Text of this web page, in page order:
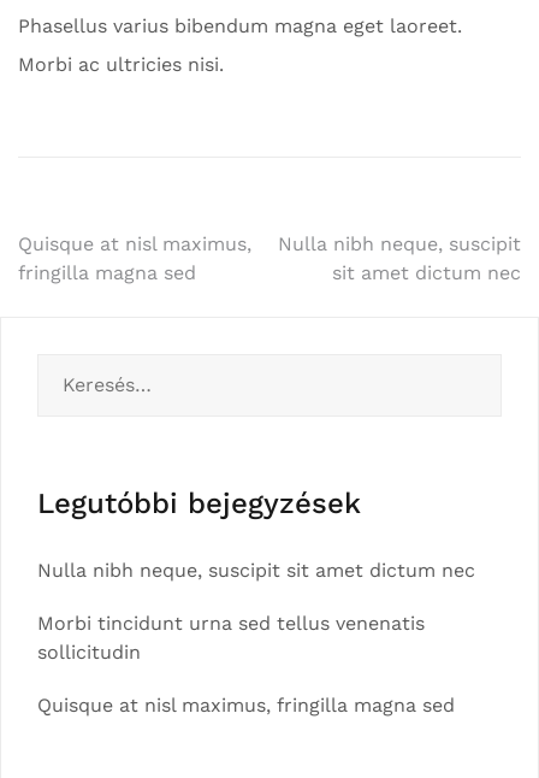
Phasellus varius bibendum magna eget laoreet.
Morbi ac ultricies nisi.
Bejegyzés
navigáció
Quisque at nisl maximus,
fringilla magna sed
Nulla nibh neque, suscipit
sit amet dictum nec
Legutóbbi bejegyzések
Nulla nibh neque, suscipit sit amet dictum nec
Morbi tincidunt urna sed tellus venenatis
sollicitudin
Quisque at nisl maximus, fringilla magna sed